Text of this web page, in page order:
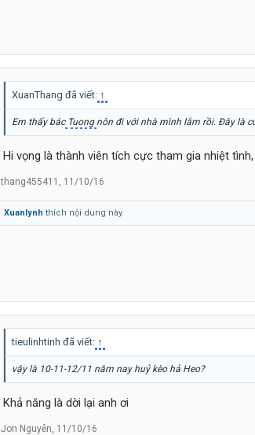
XuanThang đã viết: ↑
Em thấy bác Tuongnôn đi với nhà mình lắm rồi. Đây là
Hi vọng là thành viên tích cực tham gia nhiệt
thang455411 11/10/16
Xuanlynh thích nội dung này.
tieulinhtinh đã viết: ↑
vậy là 10-11-12/11 năm nay huỷ kèo hả Heo?
Khả năng là dời lại anh ơi
Jon Nguyễn 11/10/16